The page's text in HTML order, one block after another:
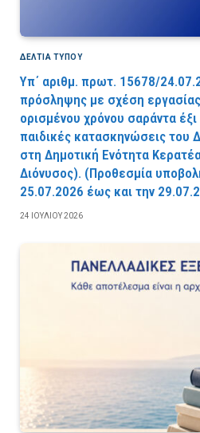
ΔΕΛΤΙΑ ΤΥΠΟΥ
Υπ΄ αριθμ. πρωτ. 15678/
πρόσληψης με σχέση εργασίας
ορισμένου χρόνου σαράντα
παιδικές κατασκηνώσεις του
στη Δημοτική Ενότητα
Διόνυσος). (Προθεσμία
25.07.2026 έως και την
24 ΙΟΥΛΊΟΥ 2026